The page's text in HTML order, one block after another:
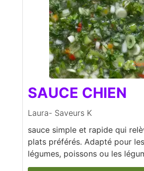
SAUCE CHIEN
Laura- Saveurs K
sauce simple et rapide qui
plats préférés. Adapté pour
légumes, poissons ou les